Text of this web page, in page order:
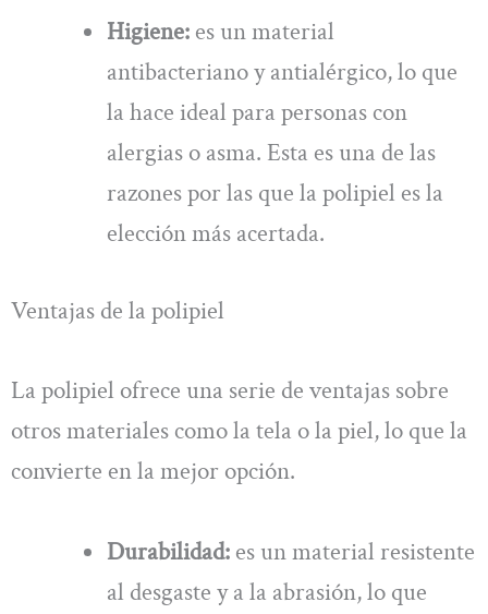
Higiene: es un material
antibacteriano y antialérgico, lo que
la hace ideal para personas con
alergias o asma. Esta es una de las
razones por las que la polipiel es la
elección más acertada.
Ventajas de la polipiel
La polipiel ofrece una serie de ventajas sobre
otros materiales como la tela o la piel, lo que la
convierte en la mejor opción.
Durabilidad: es un material resistente
al desgaste y a la abrasión, lo que